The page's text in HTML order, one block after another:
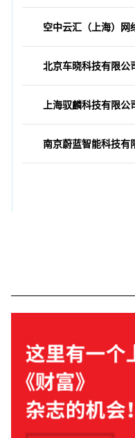
空中云汇（上海）网
北京车晓科技有限公
上海驭麟科技有限公
南京蔚蓝智能科技有